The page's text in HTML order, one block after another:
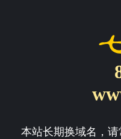
本站长期换域名，